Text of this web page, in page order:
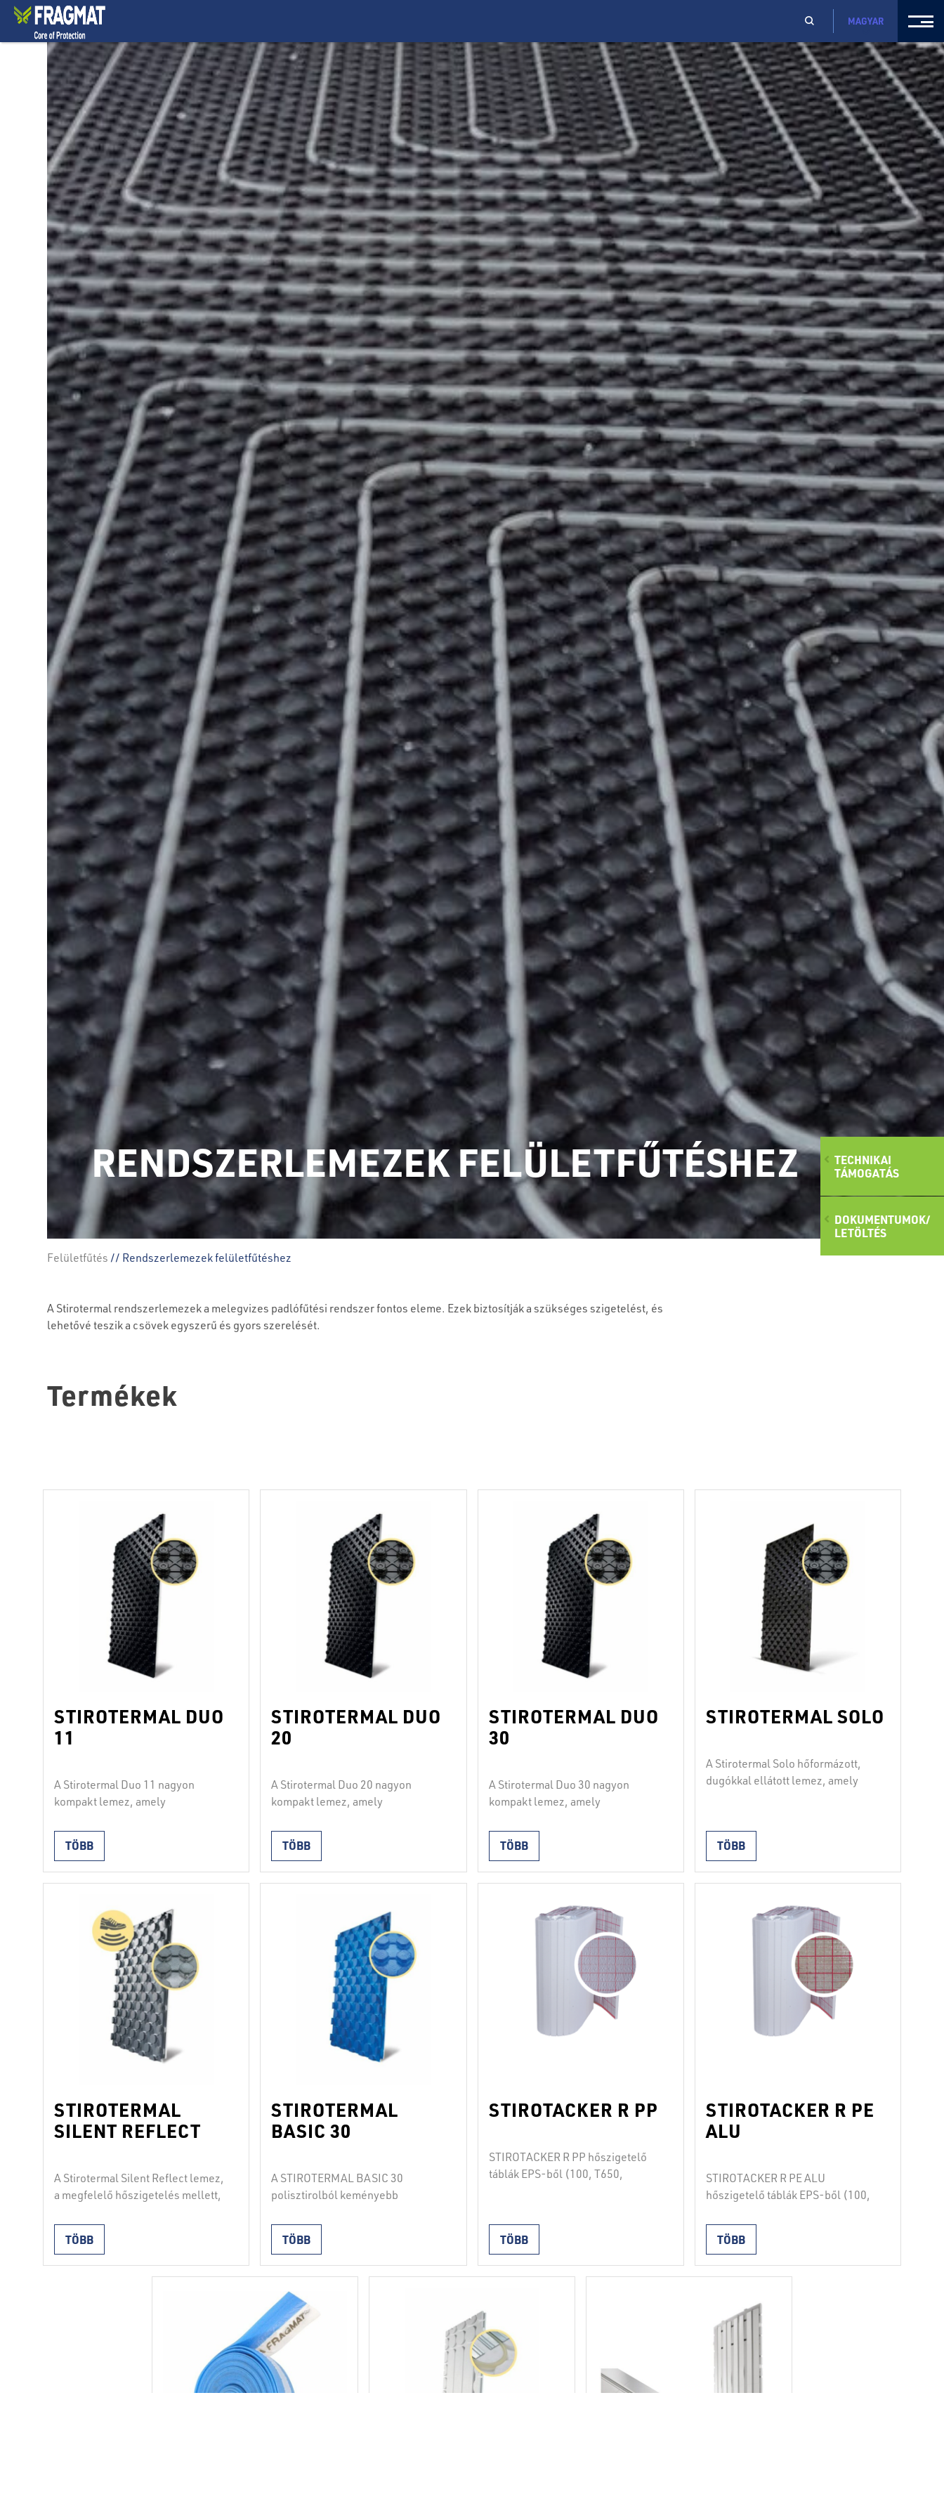
TECHNIKAI
TÁMOGATÁS
DOKUMENTUMOK/
LETÖLTÉS
MAGYAR
RENDSZERLEMEZEK FELÜLETFŰTÉSHEZ
Felületfűtés // Rendszerlemezek felületfűtéshez
A Stirotermal rendszerlemezek a melegvizes padlófűtési rendszer fontos eleme. Ezek biztosítják a szükséges szigetelést, és
lehetővé teszik a csövek egyszerű és gyors szerelését.
Termékek
STIROTERMAL DUO
11
A Stirotermal Duo 11 nagyon
kompakt lemez, amely
egyenletes megterhelhetőséget.
Kemény polisztirolból és profilált
polisztirén fóliából áll. A lemezek
keresztirányban és hosszában
kapcsolódnak egymásra, éspedig
a “dugó a dugóba”-módszer
szerint, ezért be lehet őket építeni
a cement- és az önterülő esztrich
alá mindazokban a helyiségekben,
ahol korlátozott a …Continued
TÖBB
STIROTERMAL DUO
20
A Stirotermal Duo 20 nagyon
kompakt lemez, amely
egyenletes megterhelhetőséget.
Kemény polisztirolból és profilált
polisztirén fóliából áll. A lemezek
keresztirányban és hosszában
kapcsolódnak egymásra, éspedig
a “dugó a dugóba”-módszer
szerint, ezért be lehet őket építeni
a cement- és az önterülő esztrich
alá mindazokban a helyiségekben,
ahol korlátozott a …Continued
TÖBB
STIROTERMAL DUO
30
A Stirotermal Duo 30 nagyon
kompakt lemez, amely
egyenletes megterhelhetőséget.
Kemény polisztirolból és profilált
polisztirén fóliából áll. A lemezek
keresztirányban és hosszában
tömören és vízállóan
kapcsolódnak egymásra, éspedig
a “dugó a dugóba”-módszer
szerint, ezért be lehet őket építeni
a cement- és az önterülő esztrich
alá mindazokban a helyiségekben,
Continued
TÖBB
STIROTERMAL SOLO
A Stirotermal Solo hőformázott,
dugókkal ellátott lemez, amely
dugók formája lehetővé teszi a 14
– 18 mm-es csövek szilárd
rögzítését, legalább 50 mm-es
távolságban. Ideális a
a hőszigetelés már megvalósult, a
régeteg teljes vastagsága pedig
korlátozott. FRAGMAT EPS 100 és
EPS SILENT T lemezekkel …
TÖBB
STIROTERMAL
SILENT REFLECT
A Stirotermal Silent Reflect lemez,
a megfelelő hőszigetelés mellett,
amely szintjét 28 dB-lel
csökkenti. Gumírozott
polisztirolból készül és ezüst
fémezett polietilén fóliával van
beépítését, legalább 7,5 cm-es
távolságban. A szélek különleges
formája révén a lemezek
TÖBB
STIROTERMAL
BASIC 30
A STIROTERMAL BASIC 30
polisztirolból keményebb
fóliával vákuumozottak. A
nyolcszögletű kúpos dugók
lehetővé teszik a 16-tól 20 mm
átmérőjű csövek beépítését,
legalább 7,5 cm távolságban; a
csövek további rögzítése nem
szükséges. A szélek különleges
formája révén a lemezek
egymásköz erősen
összekapcsolhatók. A lemezeket
cementesztrich alá lehet
TÖBB
STIROTACKER R PP
STIROTACKER R PP hőszigetelő
táblák EPS-ből (100, T650,
csőbilincses csőrögzítéshez
szükséges raszter van nyomtatva.
A táblák illesztése beépített
kétoldalas ragasztószalaggal
kapható. Önterülő esztrich
beépítése is lehetséges.
Tulajdonságok EPS 100
hőátvezető képesség λD: 0,036
W/m.K termikus ellenállás RD: …
TÖBB
STIROTACKER R PE
ALU
STIROTACKER R PE ALU
hőszigetelő táblák EPS-ből (100,
fóliával kasírozva, amelyen
csőbilincses csőrögzítéshez
szükséges raszter van nyomtatva.
A táblák illesztése előre beépített
történik. A termék 10 méter
hosszú tekercs formájában
kapható. Önterülő esztrich
alkalmazása is lehetséges.
Tulajdonságok EPS 100
hőátvezető képesség λD: 0,036
TÖBB